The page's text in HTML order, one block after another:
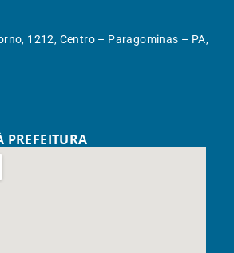
1212, Centro – Paragominas – PA,
PREFEITURA